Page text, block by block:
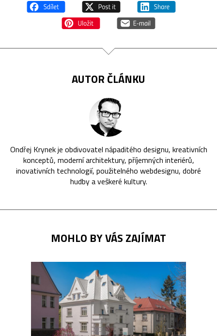
AUTOR ČLÁNKU
Ondřej Krynek je obdivovatel nápaditého designu, kreativních
konceptů, moderní architektury, příjemných interiérů,
inovativních technologií, použitelného webdesignu, dobré
hudby a veškeré kultury.
MOHLO BY VÁS ZAJÍMAT